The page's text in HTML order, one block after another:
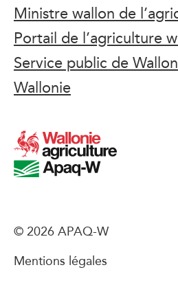
Ministre wallon de
Portail de l’agriculture
Service public de
Wallonie
© 2026 APAQ-W
Mentions légales